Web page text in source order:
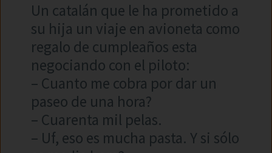
Un catalán que le ha prometido a
su hija un viaje en avioneta como
regalo de cumpleaños esta
negociando con el piloto:
– Cuanto me cobra por dar un
paseo de una hora?
– Cuarenta mil pelas.
– Uf, eso es mucha pasta. Y si sólo